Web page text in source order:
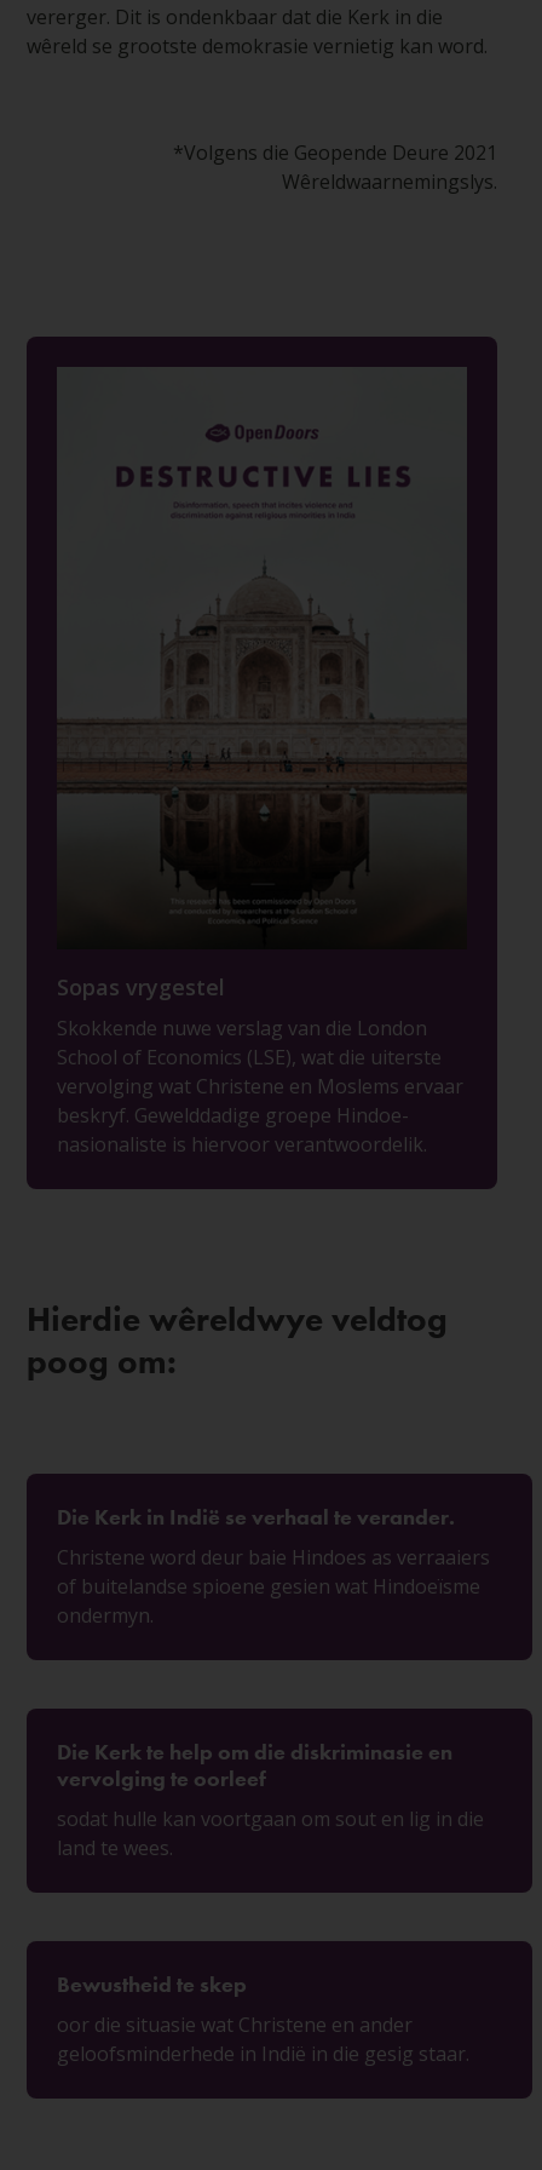
vererger. Dit is ondenkbaar dat die Kerk in die
wêreld se grootste demokrasie vernietig kan word.
*Volgens die Geopende Deure 2021
Wêreldwaarnemingslys.
Sopas vrygestel
Skokkende nuwe verslag van die London
School of Economics (LSE), wat die uiterste
vervolging wat Christene en Moslems ervaar
beskryf. Gewelddadige groepe Hindoe-
nasionaliste is hiervoor verantwoordelik.
Hierdie wêreldwye veldtog
poog om:
Die Kerk in Indië se verhaal te verander.
Christene word deur baie Hindoes as verraaiers
of buitelandse spioene gesien wat Hindoeïsme
ondermyn.
Die Kerk te help om die diskriminasie en
vervolging te oorleef
sodat hulle kan voortgaan om sout en lig in die
land te wees.
Bewustheid te skep
oor die situasie wat Christene en ander
geloofsminderhede in Indië in die gesig staar.